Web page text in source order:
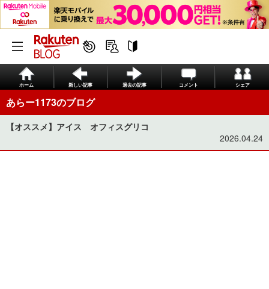
ホーム 新しい記事 過去の記事 コメント シェア
あらー1173のブログ
【オススメ】アイス オフィスグリコ
2026.04.24